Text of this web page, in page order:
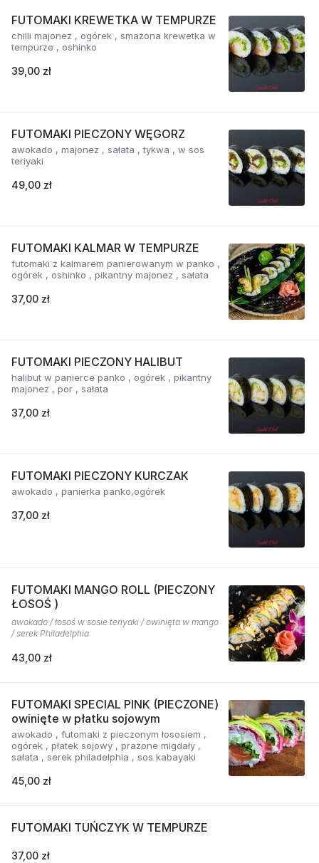
FUTOMAKI KREWETKA W TEMPURZE
chilli majonez , ogórek , smażona krewetka w
tempurze , oshinko
39,00 zł
FUTOMAKI PIECZONY WĘGORZ
awokado , majonez , sałata , tykwa , w sos
teriyaki
49,00 zł
FUTOMAKI KALMAR W TEMPURZE
futomaki z kalmarem panierowanym w panko ,
ogórek , oshinko , pikantny majonez , sałata
37,00 zł
FUTOMAKI PIECZONY HALIBUT
halibut w panierce panko , ogórek , pikantny
majonez , por , sałata
37,00 zł
FUTOMAKI PIECZONY KURCZAK
awokado , panierka panko,ogórek
37,00 zł
FUTOMAKI MANGO ROLL (PIECZONY
ŁOSOŚ )
awokado / łosoś w sosie teriyaki / owinięta w mango
/ serek Philadelphia
43,00 zł
FUTOMAKI SPECIAL PINK (PIECZONE)
owinięte w płatku sojowym
awokado , futomaki z pieczonym łososiem ,
ogórek , płatek sojowy , prażone migdały ,
sałata , serek philadelphia , sos kabayaki
45,00 zł
FUTOMAKI TUŃCZYK W TEMPURZE
37,00 zł